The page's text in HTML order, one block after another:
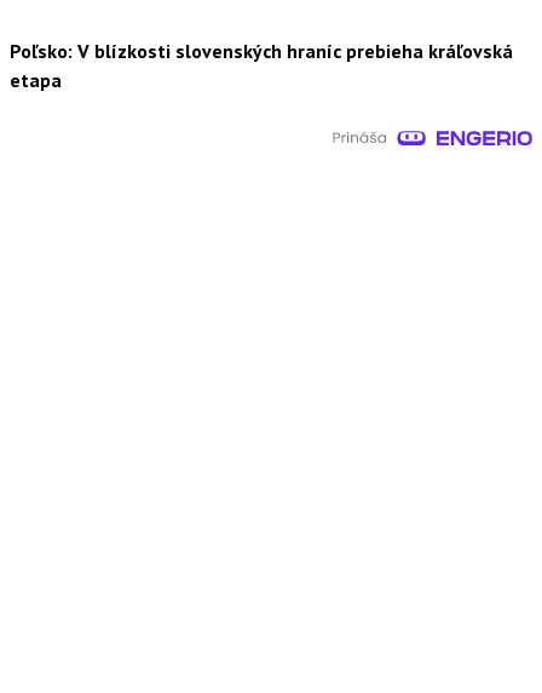
Poľsko: V blízkosti slovenských hraníc prebieha kráľovská
etapa